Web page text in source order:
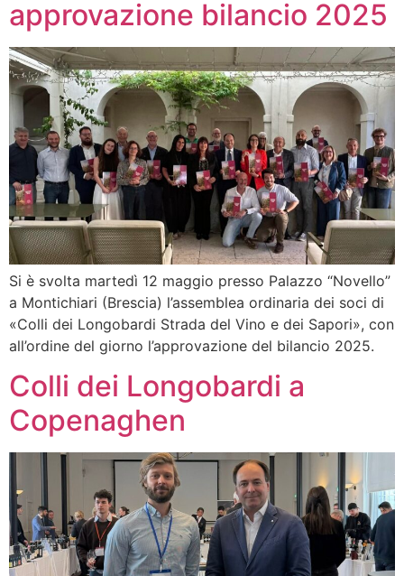
approvazione bilancio 2025
Si è svolta martedì 12 maggio presso Palazzo “Novello”
a Montichiari (Brescia) l’assemblea ordinaria dei soci di
«Colli dei Longobardi Strada del Vino e dei Sapori», con
all’ordine del giorno l’approvazione del bilancio 2025.
Colli dei Longobardi a
Copenaghen